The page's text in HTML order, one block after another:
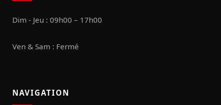
Dim - Jeu : 09h00 – 17h00
Ven & Sam : Fermé
NAVIGATION